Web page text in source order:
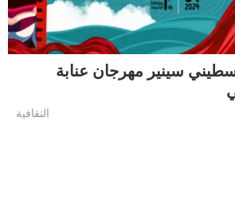
سينير مهرجان عنابة
التقافية